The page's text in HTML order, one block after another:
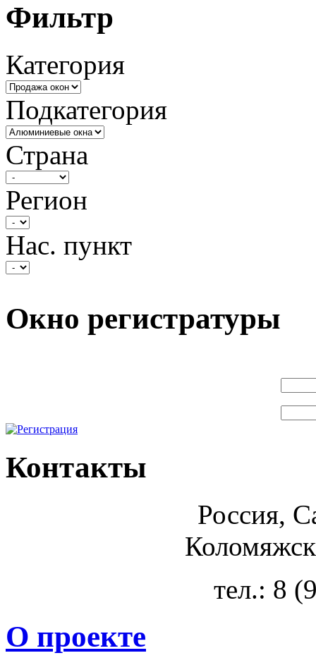
Фильтр
Категория
Подкатегория
Страна
Регион
Нас. пункт
Окно регистратуры
Контакты
Россия,
тел.: 8
О проекте